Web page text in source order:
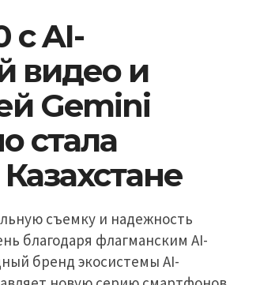
с AI-
видео и
Gemini
стала
съемку и надежность
благодаря флагманским AI-
бренд экосистемы AI-